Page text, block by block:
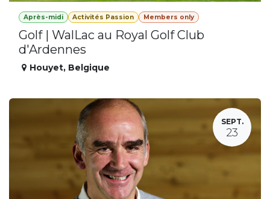
Après-midi Activités Passion Members only
Golf | WalLac au Royal Golf Club
d'Ardennes
Houyet, Belgique
SEPT.
23